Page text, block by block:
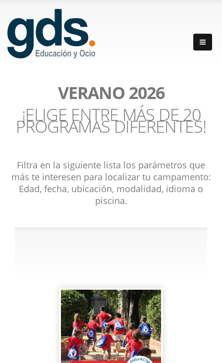
VERANO 2026
¡ELIGE ENTRE MÁS DE 20
PROGRAMAS DIFERENTES!
Filtra en la siguiente lista los parámetros que
más te interesen para localizar tu campamento:
Edad, fecha, ubicación, modalidad, idioma o
piscina.